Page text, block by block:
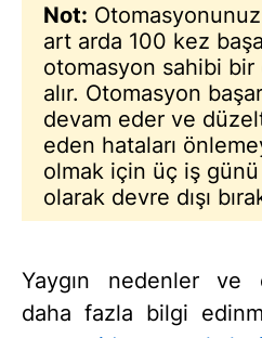
Not:
art arda 100 kez
otomasyon sahibi
alır. Otomasyon
devam eder ve
eden hataları
olmak için üç iş
olarak devre dışı
Yaygın nedenler ve
daha fazla bilgi